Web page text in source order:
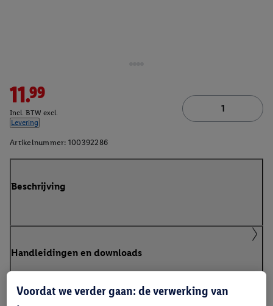
11.99
Incl. BTW excl.
Levering
Artikelnummer: 100392286
Beschrijving
Handleidingen en downloads
Voordat we verder gaan: de verwerking van